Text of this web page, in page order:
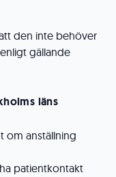
den inte behöver
gällande
läns
om anställning
patientkontakt